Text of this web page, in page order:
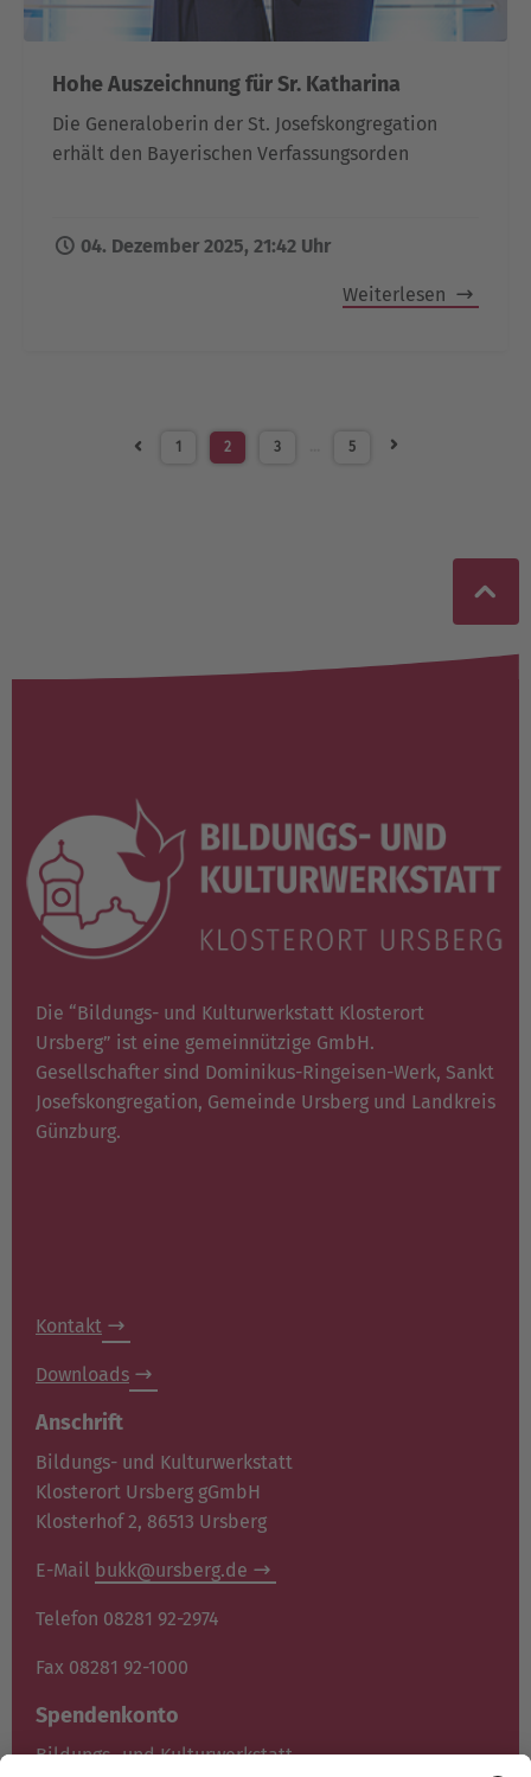
Hohe Auszeichnung für Sr. Katharina
Die Generaloberin der St. Josefskongregation
erhält den Bayerischen Verfassungsorden
04. Dezember 2025, 21:42 Uhr
Weiterlesen
1 2 3 5
Die “Bildungs- und Kulturwerkstatt Klosterort
Ursberg” ist eine gemeinnützige GmbH.
Gesellschafter sind Dominikus-Ringeisen-Werk, Sankt
Josefskongregation, Gemeinde Ursberg und Landkreis
Günzburg.
Kontakt
Downloads
Anschrift
Bildungs- und Kulturwerkstatt
Klosterort Ursberg gGmbH
Klosterhof 2, 86513 Ursberg
E-Mail bukk@ursberg.de
Telefon 08281 92-2974
Fax 08281 92-1000
Spendenkonto
Bildungs- und Kulturwerkstatt